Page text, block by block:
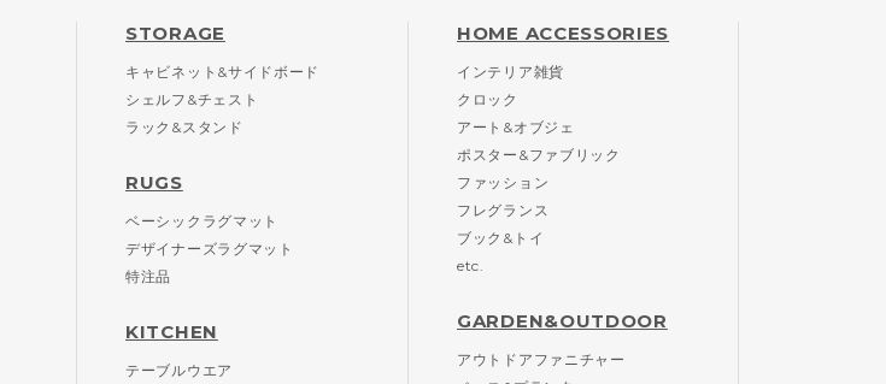
STORAGE
キャビネット&サイドボード
シェルフ&チェスト
ラック&スタンド
RUGS
ベーシックラグマット
デザイナーズラグマット
特注品
KITCHEN
テーブルウエア
HOME ACCESSORIES
インテリア雑貨
クロック
アート&オブジェ
ポスター&ファブリック
ファッション
フレグランス
ブック&トイ
etc.
GARDEN&OUTDOOR
アウトドアファニチャー